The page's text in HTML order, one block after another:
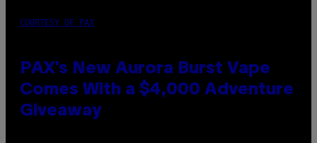
COURTESY OF PAX
PAX’s New Aurora Burst Vape
Comes With a $4,000 Adventure
Giveaway